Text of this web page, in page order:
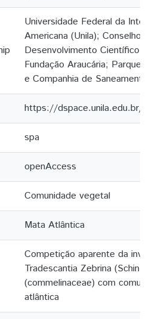
Universidade Federal da
Americana (Unila); Conselho
Desenvolvimento Científico
Fundação Araucária; Parque
e Companhia de
https://dspace.unila.edu.br/
spa
openAccess
Comunidade vegetal
Mata Atlântica
Competição aparente da
Tradescantia Zebrina
(commelinaceae) com
atlântica